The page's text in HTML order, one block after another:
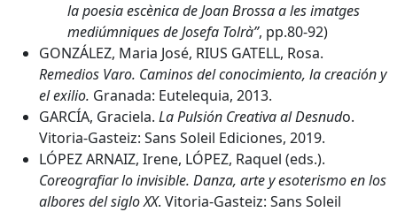
la poesia escènica de Joan Brossa a les imatges
mediúmniques de Josefa Tolrà”, pp.80-92)
GONZÁLEZ, Maria José, RIUS GATELL, Rosa.
Remedios Varo. Caminos del conocimiento, la creación y
el exilio. Granada: Eutelequia, 2013.
GARCÍA, Graciela. La Pulsión Creativa al Desnudo.
Vitoria-Gasteiz: Sans Soleil Ediciones, 2019.
LÓPEZ ARNAIZ, Irene, LÓPEZ, Raquel (eds.).
Coreografiar lo invisible. Danza, arte y esoterismo en los
albores del siglo XX. Vitoria-Gasteiz: Sans Soleil